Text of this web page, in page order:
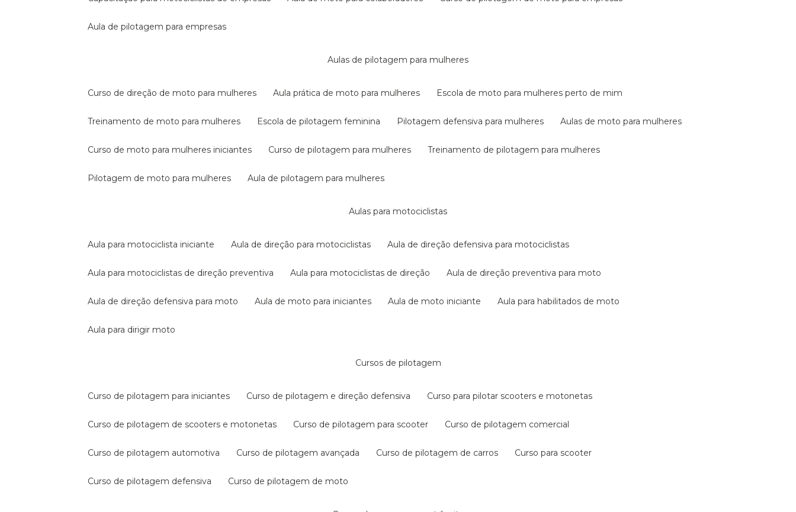
aula de pilotagem para empresas
aulas de pilotagem para mulheres
curso de direção de moto para mulheres aula prática de moto para mulheres escola de moto para mulheres perto de mim
treinamento de moto para mulheres escola de pilotagem feminina pilotagem defensiva para mulheres aulas de moto para mulheres
curso de moto para mulheres iniciantes curso de pilotagem para mulheres treinamento de pilotagem para mulheres
pilotagem de moto para mulheres aula de pilotagem para mulheres
aulas para motociclistas
aula para motociclista iniciante aula de direção para motociclistas aula de direção defensiva para motociclistas
aula para motociclistas de direção preventiva aula para motociclistas de direção aula de direção preventiva para moto
aula de direção defensiva para moto aula de moto para iniciantes aula de moto iniciante aula para habilitados de moto
aula para dirigir moto
cursos de pilotagem
curso de pilotagem para iniciantes curso de pilotagem e direção defensiva curso para pilotar scooters e motonetas
curso de pilotagem de scooters e motonetas curso de pilotagem para scooter curso de pilotagem comercial
curso de pilotagem automotiva curso de pilotagem avançada curso de pilotagem de carros curso para scooter
curso de pilotagem defensiva curso de pilotagem de moto